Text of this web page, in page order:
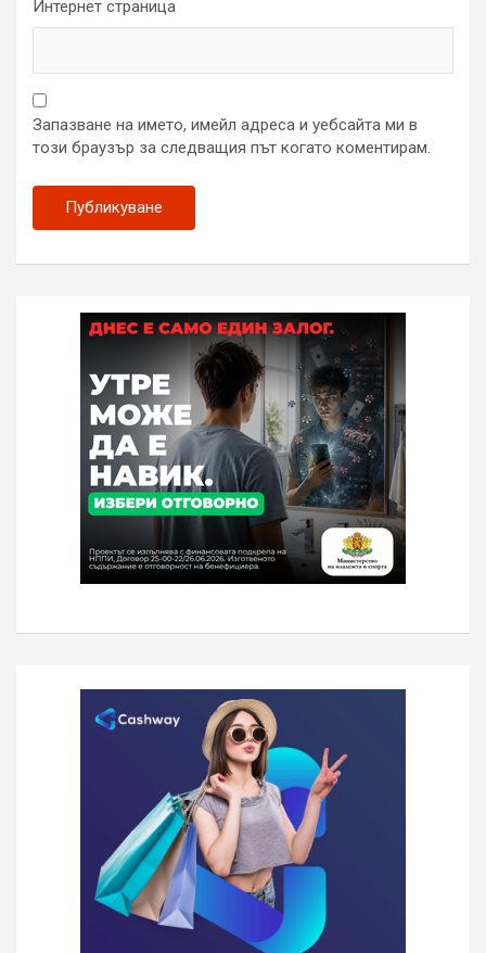
Интернет страница
Запазване на името, имейл адреса и уебсайта ми в
този браузър за следващия път когато коментирам.